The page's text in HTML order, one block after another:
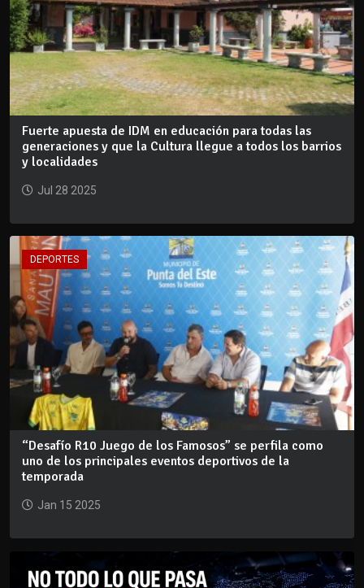
Fuerte apuesta de IDM en educación para todas las
generaciones y que la Cultura llegue a todos los barrios
y localidades
Jul 28 2025
DEPORTES
“Desafío R10 Juego de los Famosos” se perfila como
uno de los principales eventos deportivos de la
temporada
Jan 15 2025